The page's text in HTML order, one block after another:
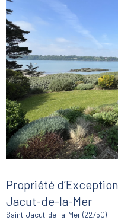
Propriété
Jacut-de-la-Mer
Saint-Jacut-de-la-Mer (22750)